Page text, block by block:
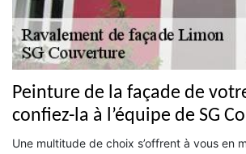
Peinture de la façade de
confiez-la à l’équipe de SG
Une multitude de choix s’offrent à vous en